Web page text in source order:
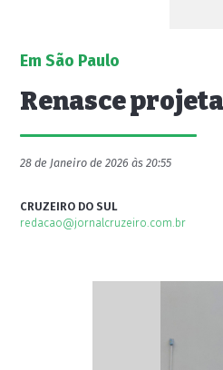
Em São Paulo
Renasce
28 de Janeiro de 2026 às 20:55
CRUZEIRO DO SUL
redacao@jornalcruzeiro.com.br